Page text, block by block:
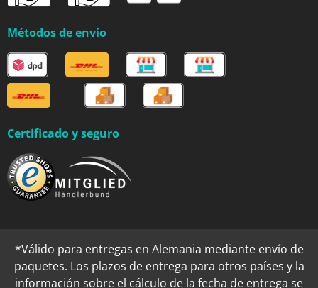
Métodos de envío
Certificado y seguro
*Válido para entregas en Alemania mediante envío de
paquetes. Los plazos de entrega para otros países y la
información sobre el cálculo de la fecha de entrega se